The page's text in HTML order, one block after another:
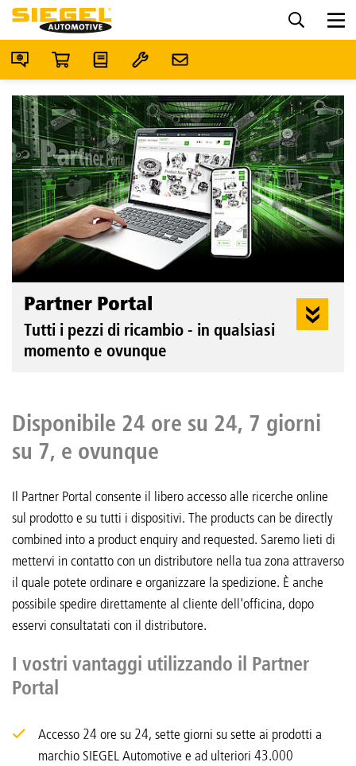
Partner Portal
Tutti i pezzi di ricambio - in qualsiasi
momento e ovunque
Disponibile 24 ore su 24, 7 giorni
su 7, e ovunque
Il Partner Portal consente il libero accesso alle ricerche online
sul prodotto e su tutti i dispositivi. The products can be directly
combined into a product enquiry and requested. Saremo lieti di
mettervi in contatto con un distributore nella tua zona attraverso
il quale potete ordinare e organizzare la spedizione. È anche
possibile spedire direttamente al cliente dell'officina, dopo
esservi consultatati con il distributore.
I vostri vantaggi utilizzando il Partner
Portal
Accesso 24 ore su 24, sette giorni su sette ai prodotti a
marchio SIEGEL Automotive e ad ulteriori 43.000